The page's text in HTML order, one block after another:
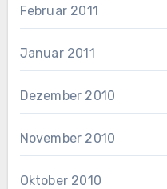
Februar 2011
Januar 2011
Dezember 2010
November 2010
Oktober 2010